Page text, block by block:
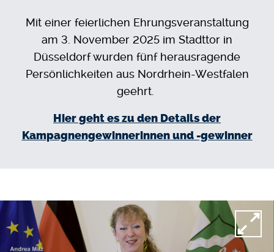
Mit einer feierlichen Ehrungsveranstaltung
am 3. November 2025 im Stadttor in
Düsseldorf wurden fünf herausragende
Persönlichkeiten aus Nordrhein-Westfalen
geehrt.
Hier geht es zu den Details der
Kampagnengewinnerinnen und -gewinner
Video-Datei